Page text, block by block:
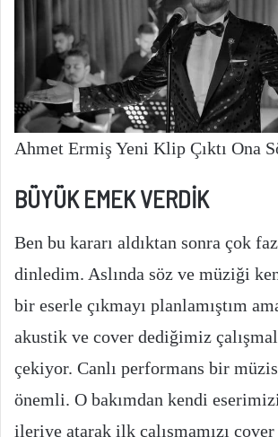
Ahmet Ermiş Yeni Klip Çıktı Ona
BÜYÜK EMEK VERDİK
Ben bu kararı aldıktan sonra çok
dinledim. Aslında söz ve müziği
bir eserle çıkmayı planlamıştım
akustik ve cover dediğimiz
çekiyor. Canlı performans bir
önemli. O bakımdan kendi
ileriye atarak ilk çalışmamızı